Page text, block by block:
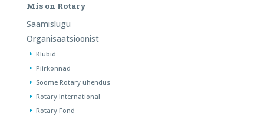
Mis on Rotary
Saamislugu
Organisaatsioonist
Klubid
Piirkonnad
Soome Rotary ühendus
Rotary International
Rotary Fond